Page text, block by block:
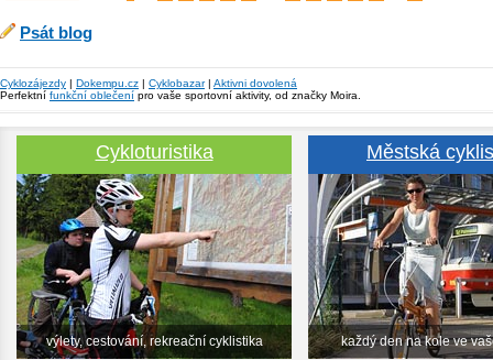
Psát blog
Cyklozájezdy | Dokempu.cz | Cyklobazar| Aktivni dovolená
Perfektní funkční oblečení pro vaše sportovní aktivity, od značky Moira.
Cykloturistika
výlety, cestování, rekreační cyklistika
Městská
každý den na kole ve